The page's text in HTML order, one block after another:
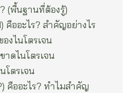
(พื้นฐานที่ต้องรู้)
คืออะไร? สำคัญอย่างไร
งไนโตรเจน
าดไนโตรเจน
โตรเจน
คืออะไร? ทำไมสำคัญ